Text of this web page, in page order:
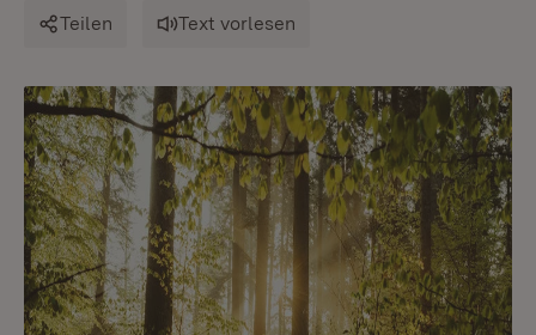
Teilen Text vorlesen